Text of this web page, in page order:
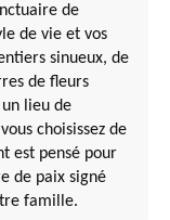
de
de vie et vos
sinueux, de
de fleurs
lieu de
choisissez de
est pensé pour
de paix signé
famille.